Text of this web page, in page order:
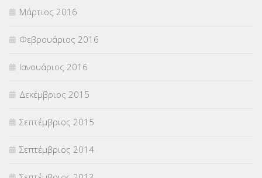
Μάρτιος 2016
Φεβρουάριος 2016
Ιανουάριος 2016
Δεκέμβριος 2015
Σεπτέμβριος 2015
Σεπτέμβριος 2014